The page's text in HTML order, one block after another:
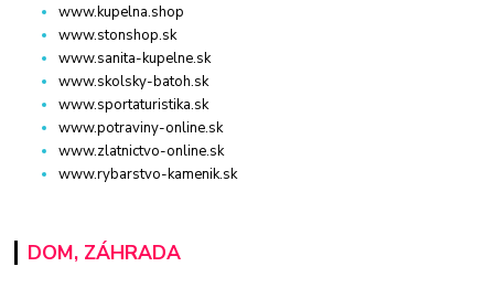
www.kupelna.shop
www.stonshop.sk
www.sanita-kupelne.sk
www.skolsky-batoh.sk
www.sportaturistika.sk
www.potraviny-online.sk
www.zlatnictvo-online.sk
www.rybarstvo-kamenik.sk
DOM, ZÁHRADA